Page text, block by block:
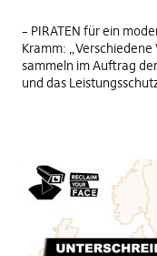
– PIRATEN für ein
Kramm:
sammeln im Auftrag
und das